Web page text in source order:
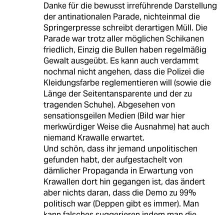
Danke für die bewusst irreführende Darstellung
der antinationalen Parade, nichteinmal die
Springerpresse schreibt derartigen Müll. Die
Parade war trotz aller möglichen Schikanen
friedlich, Einzig die Bullen haben regelmäßig
Gewalt ausgeübt. Es kann auch verdammt
nochmal nicht angehen, dass die Polizei die
Kleidungsfarbe reglementieren will (sowie die
Länge der Seitentansparente und der zu
tragenden Schuhe). Abgesehen von
sensationsgeilen Medien (Bild war hier
merkwürdiger Weise die Ausnahme) hat auch
niemand Krawalle erwartet.
Und schön, dass ihr jemand unpolitischen
gefunden habt, der aufgestachelt von
dämlicher Propaganda in Erwartung von
Krawallen dort hin gegangen ist, das ändert
aber nichts daran, dass die Demo zu 99%
politisch war (Deppen gibt es immer). Man